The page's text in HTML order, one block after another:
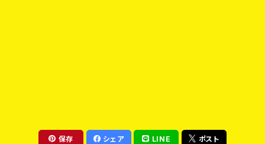
保存 シェア LINE ポスト